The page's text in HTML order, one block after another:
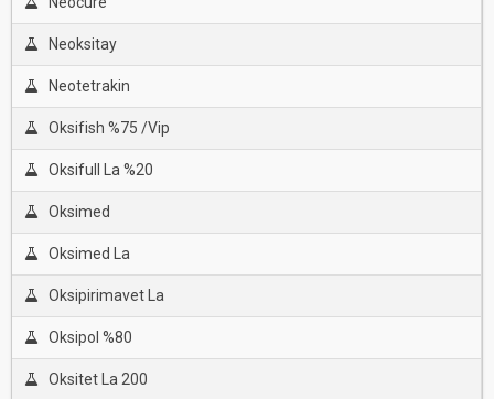
Neoksitay
Neotetrakin
Oksifish %75 /Vip
Oksifull La %20
Oksimed
Oksimed La
Oksipirimavet La
Oksipol %80
Oksitet La 200